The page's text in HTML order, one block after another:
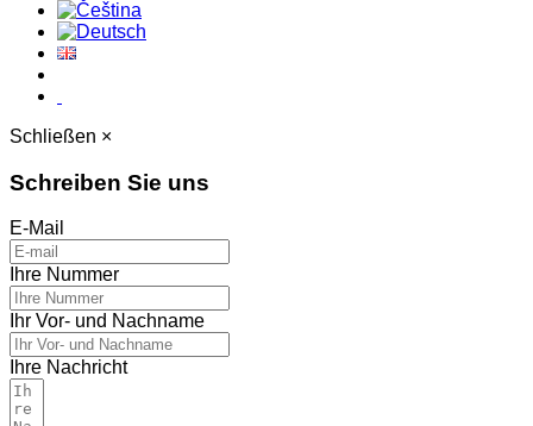
Schließen ×
Schreiben Sie uns
E-Mail
Ihre Nummer
Ihr Vor- und Nachname
Ihre Nachricht